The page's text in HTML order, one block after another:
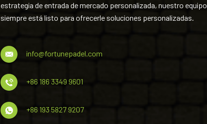
estrategia de entrada de mercado personalizada, nuestro equipo
siempre está listo para ofrecerle soluciones personalizadas.
info@fortunepadel.com
+86 186 3349 9601
+86 193 5827 9207